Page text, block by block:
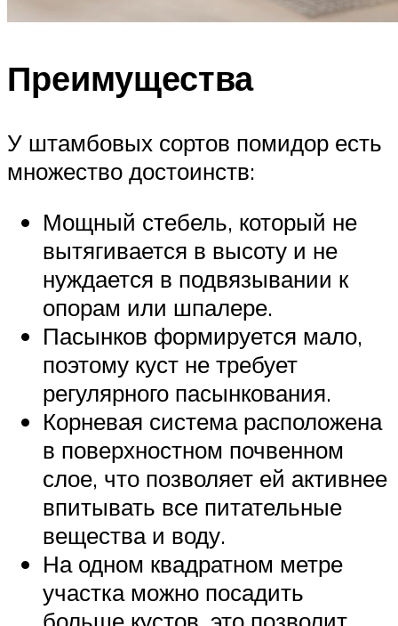
Преимущества
У штамбовых сортов помидор есть
множество достоинств:
Мощный стебель, который не
вытягивается в высоту и не
нуждается в подвязывании к
опорам или шпалере.
Пасынков формируется мало,
поэтому куст не требует
регулярного пасынкования.
Корневая система расположена
в поверхностном почвенном
слое, что позволяет ей активнее
впитывать все питательные
вещества и воду.
На одном квадратном метре
участка можно посадить